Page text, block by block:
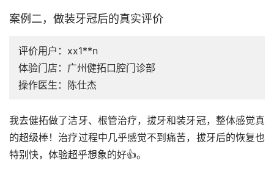
案例二，做装牙冠后的真实评价
评价用户：xx1**n
体验门店：广州健拓口腔门诊部
操作医生：陈仕杰
我去健拓做了洁牙、根管治疗，拔牙和装牙冠，整体感觉真
的超级棒！治疗过程中几乎感觉不到痛苦，拔牙后的恢复也
特别快，体验超乎想象的好👍。